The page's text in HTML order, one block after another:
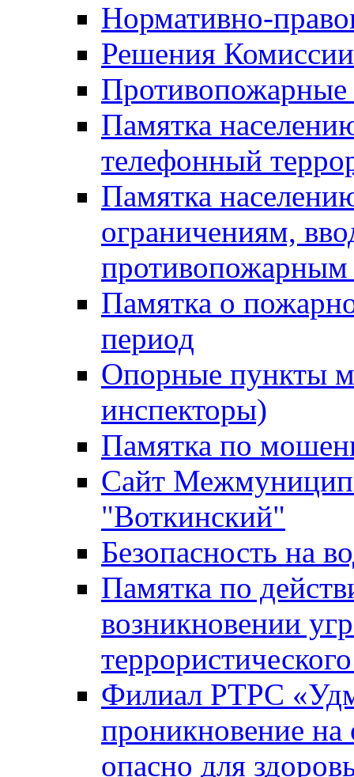
Нормативно-
Решения
Противопожарные
Памятка
телефонный
Памятка
ограничениям,
Памятка о
период
Опорные пункты
инспекторы)
Памятка по
Сайт
"Воткинский"
Безопасность на
Памятка по
возникновении
Филиал РТРС
проникновение на
опасно для